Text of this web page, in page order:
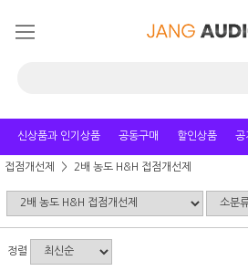
신상품과 인기상품 공동구매 할인상품 공
접점개선제 2배 농도 H&H 접점개선제
정렬